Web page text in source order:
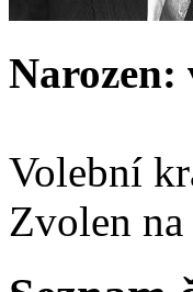
Narozen:
Volební
Zvolen na